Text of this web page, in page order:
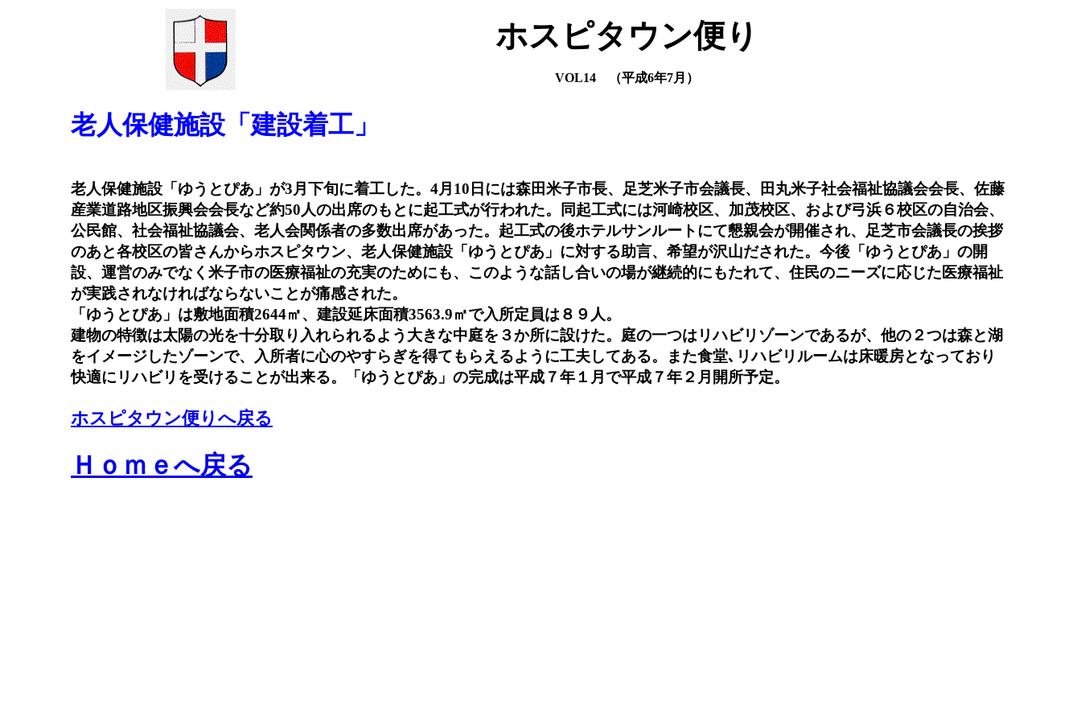
ホスピタウン便り
VOL14 （平成6年7月）
老人保健施設「建設着工」
老人保健施設「ゆうとぴあ」が3月下旬に着工した。4月10日には森田米子市長、足芝米子市会議長、田丸米子社会福祉協議会会長、佐藤
産業道路地区振興会会長など約50人の出席のもとに起工式が行われた。同起工式には河崎校区、加茂校区、および弓浜６校区の自治会、
公民館、社会福祉協議会、老人会関係者の多数出席があった。起工式の後ホテルサンルートにて懇親会が開催され、足芝市会議長の挨拶
のあと各校区の皆さんからホスピタウン、老人保健施設「ゆうとぴあ」に対する助言、希望が沢山だされた。今後「ゆうとぴあ」の開
設、運営のみでなく米子市の医療福祉の充実のためにも、このような話し合いの場が継続的にもたれて、住民のニーズに応じた医療福祉
が実践されなければならないことが痛感された。
「ゆうとぴあ」は敷地面積2644㎡、建設延床面積3563.9㎡で入所定員は８９人。
建物の特徴は太陽の光を十分取り入れられるよう大きな中庭を３か所に設けた。庭の一つはリハビリゾーンであるが、他の２つは森と湖
をイメージしたゾーンで、入所者に心のやすらぎを得てもらえるように工夫してある。また食堂､リハビリルームは床暖房となっており
快適にリハビリを受けることが出来る。「ゆうとぴあ」の完成は平成７年１月で平成７年２月開所予定。
ホスピタウン便りへ戻る
Ｈｏｍｅへ戻る